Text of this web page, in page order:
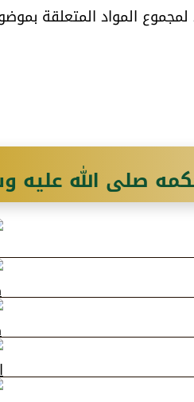
صلى الله عليه
علي بن أبي